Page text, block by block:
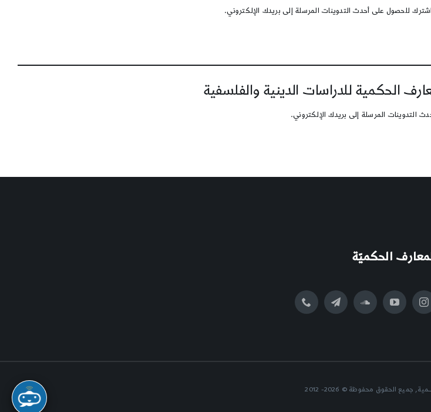
اشترك للحصول على أحدث التدوينات المرسلة إلى بريدك الإلكتروني.
الحكمية للدراسات الدينية والفلسفية
التدوينات المرسلة إلى بريدك الإلكتروني.
الحكميّة
جميع الحقوق محفوظة © 2026- 2012